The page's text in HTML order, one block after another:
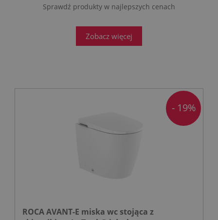
Sprawdź produkty w najlepszych cenach
Zobacz więcej
ROCA AVANT-E miska wc stojąca z
- 19%